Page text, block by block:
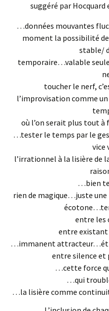
suggéré par
…données mouvantes
moment la possibilité
stable/
temporaire…valable
toucher le nerf,
l’improvisation comme
où l’on serait plus tout
…tester le temps par le
vice
l’irrationnel à la lisière de
…bien
rien de magique…juste
entre
entre
…immanent
entre silence et
…cette force
…qui
…la lisière comme